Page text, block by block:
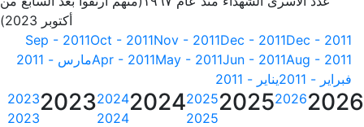
أكتوبر 2023)
Dec - 2011
Dec - 2011
Nov - 2011
Oct - 2011
Sep - 2011
Aug - 2011
Jun - 2011
May - 2011
Apr - 2011مارس - 2011
فبراير - 2011
يناير - 2011
2026
2026
2025
2025
2025
2024
2024
2024
2023
2023
2023